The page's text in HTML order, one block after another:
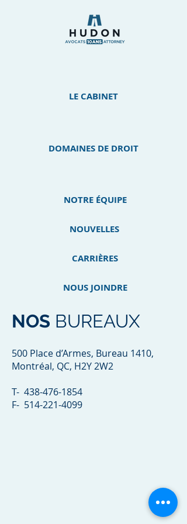
LE CABINET
DOMAINES DE DROIT
NOTRE ÉQUIPE
NOUVELLES
CARRIÈRES
NOUS JOINDRE
NOS BUREAUX
500 Place d’Armes, Bureau 1410,
Montréal, QC, H2Y 2W2
T- 438-476-1854
F- 514-221-4099